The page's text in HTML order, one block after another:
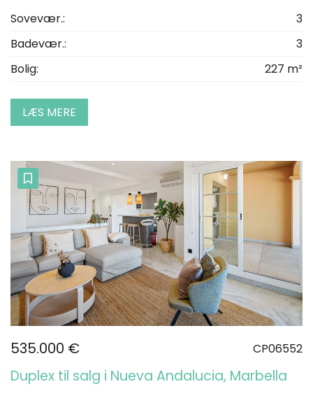
Sovevær.:
3
Badevær.:
3
Bolig:
227 m²
LÆS MERE
535.000 € CP06552
Duplex til salg i Nueva Andalucia, Marbella